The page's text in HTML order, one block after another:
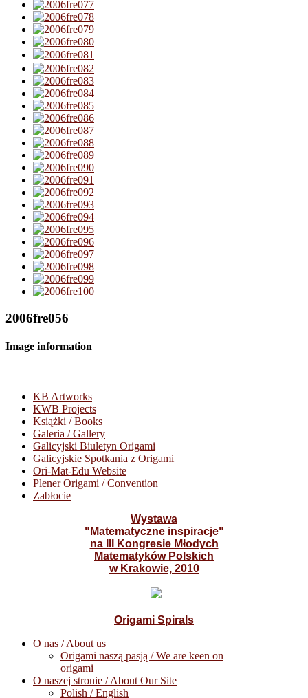
2006fre056
Image information
KB Artworks
KWB Projects
Książki / Books
Galeria / Gallery
Galicyjski Biuletyn Origami
Galicyjskie Spotkania z Origami
Ori-Mat-Edu Website
Plener Origami / Convention
Zabłocie
Wystawa
"Matematyczne inspiracje"
na III Kongresie Młodych
Matematyków Polskich
w Krakowie, 2010
Origami Spirals
O nas / About us
Origami naszą pasją / We are keen on
origami
O naszej stronie / About Our Site
Polish / English